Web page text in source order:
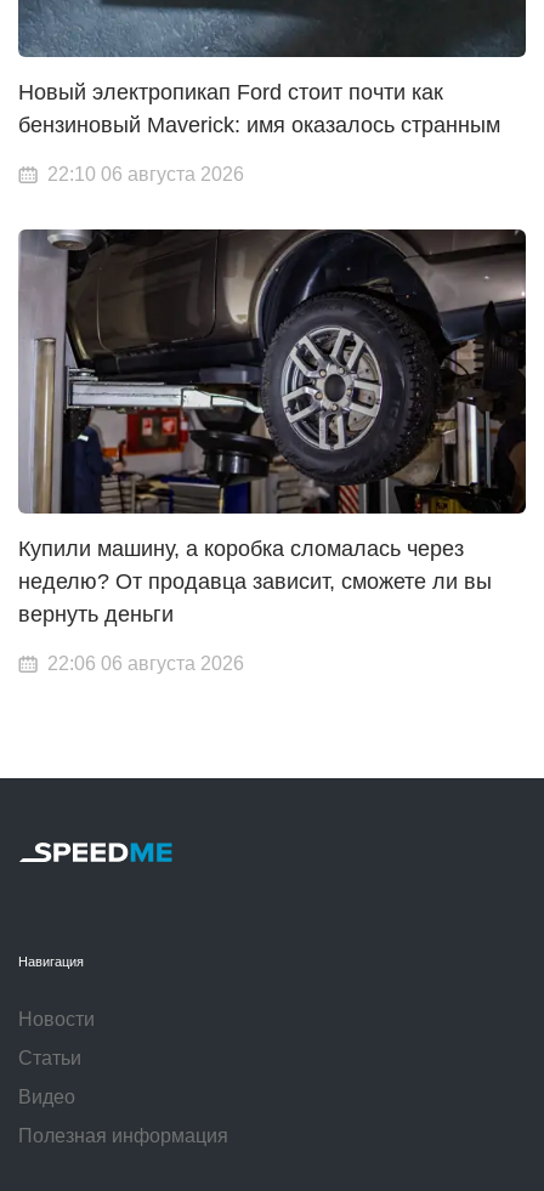
Новый электропикап Ford стоит почти как
бензиновый Maverick: имя оказалось странным
22:10 06 августа 2026
Купили машину, а коробка сломалась через
неделю? От продавца зависит, сможете ли вы
вернуть деньги
22:06 06 августа 2026
Навигация
Новости
Статьи
Видео
Полезная информация